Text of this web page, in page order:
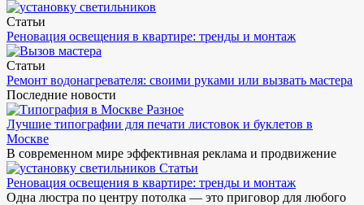
Статьи
Реновация освещения в квартире: тренды и монтаж
Статьи
Ремонт водонагревателя: своими руками или вызвать мастера
Последние новости
Разное
Лучшие типографии для печати листовок и буклетов в
Москве
В современном мире эффективная реклама и продвижение
Статьи
Реновация освещения в квартире: тренды и монтаж
Одна люстра по центру потолка — это приговор для любого